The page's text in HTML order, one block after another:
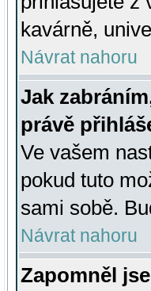
kavárně,
Návrat nahoru
Jak
právě
Ve vašem
pokud tuto
sami sobě.
Návrat nahoru
Zapomněl